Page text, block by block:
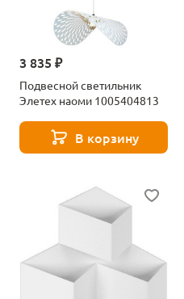
3 835 ₽
Подвесной светильник
Элетех наоми 1005404813
В корзину